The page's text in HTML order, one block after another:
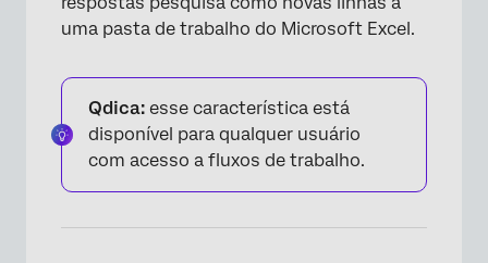
uma pasta de trabalho do Microsoft Excel.
Qdica: esse característica está
disponível para qualquer usuário
com acesso a fluxos de trabalho.